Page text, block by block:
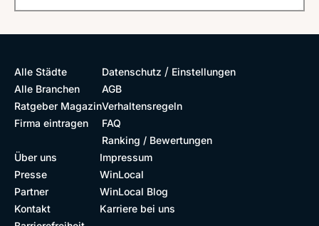
Alle Städte
Alle Branchen
Ratgeber Magazin
Firma eintragen
Datenschutz / Einstellungen
AGB
Verhaltensregeln
FAQ
Ranking / Bewertungen
Über uns
Presse
Partner
Kontakt
Impressum
WinLocal
WinLocal Blog
Karriere bei uns